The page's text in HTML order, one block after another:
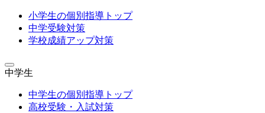
小学生の個別指導トップ
中学受験対策
学校成績アップ対策
中学生
中学生の個別指導トップ
高校受験・入試対策